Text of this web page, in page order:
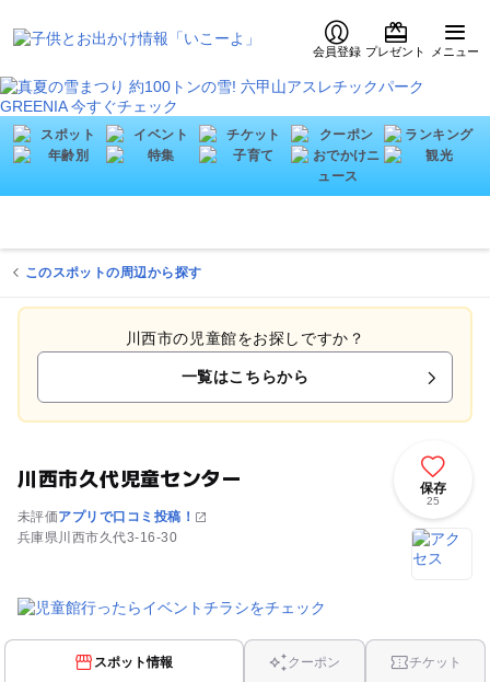
会員登録 プレゼント メニュー
このスポットの周辺から探す
川西市の児童館をお探しですか？
一覧はこちらから
川西市久代児童センター
未評価アプリで口コミ投稿！
兵庫県川西市久代3-16-30
保存
25
スポット情報 クーポン チケット